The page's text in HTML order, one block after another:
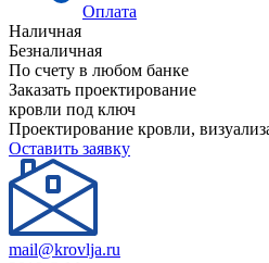
Оплата
Наличная
Безналичная
По счету в любом банке
Заказать проектирование
кровли под ключ
Проектирование кровли,
Оставить заявку
mail@krovlja.ru